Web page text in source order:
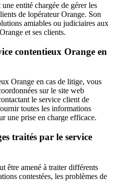
entité chargée de gérer les
de lopérateur Orange. Son
amiables ou judiciaires aux
et ses clients.
contentieux Orange en
Orange en cas de litige, vous
sur le site web
le service client de
toutes les informations
une prise en charge efficace.
traités par le service
être amené à traiter différents
contestées, les problèmes de